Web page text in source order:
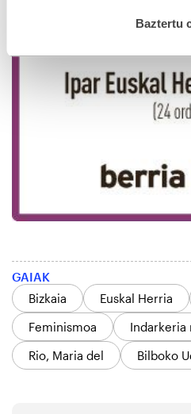
esplizitua ematen diguzu.
Baztertu
GAIAK
Bizkaia
Euskal Herria
Feminismoa
Indarkeria
Rio, Maria del
Bilboko